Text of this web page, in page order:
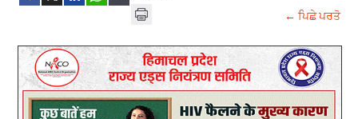
← ਪਿਛੇ ਪਰਤੋ